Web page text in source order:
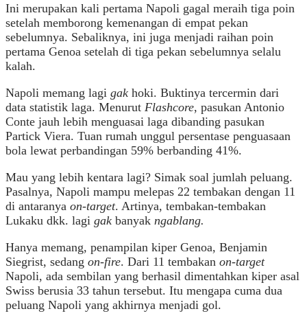
Ini merupakan kali pertama Napoli gagal meraih tiga poin
setelah memborong kemenangan di empat pekan
sebelumnya. Sebaliknya, ini juga menjadi raihan poin
pertama Genoa setelah di tiga pekan sebelumnya selalu
kalah.
Napoli memang lagi gak hoki. Buktinya tercermin dari
data statistik laga. Menurut Flashcore, pasukan Antonio
Conte jauh lebih menguasai laga dibanding pasukan
Partick Viera. Tuan rumah unggul persentase penguasaan
bola lewat perbandingan 59% berbanding 41%.
Mau yang lebih kentara lagi? Simak soal jumlah peluang.
Pasalnya, Napoli mampu melepas 22 tembakan dengan 11
di antaranya on-target. Artinya, tembakan-tembakan
Lukaku dkk. lagi gak banyak ngablang.
Hanya memang, penampilan kiper Genoa, Benjamin
Siegrist, sedang on-fire. Dari 11 tembakan on-target
Napoli, ada sembilan yang berhasil dimentahkan kiper asal
Swiss berusia 33 tahun tersebut. Itu mengapa cuma dua
peluang Napoli yang akhirnya menjadi gol.